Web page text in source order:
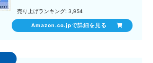
売り上げランキング: 3,954
Amazon.co.jpで詳細を見る